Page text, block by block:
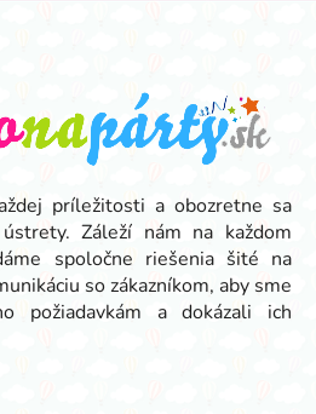
príležitosti a obozretne sa
Záleží nám na každom
spoločne riešenia šité na
so zákazníkom, aby sme
požiadavkám a dokázali ich